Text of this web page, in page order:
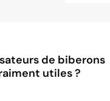
de biberons
utiles ?